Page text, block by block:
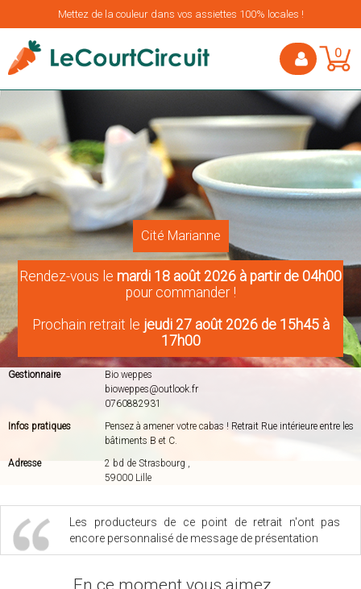
Mettez de la couleur dans vos assiettes 100% locales !
0
Cité Marianne
Rendez-vous le mardi 18 août 2026 à partir de 04h00
pour commander !
Prochain retrait le jeudi 27 août 2026 de 15h45 à
17h00
Gestionnaire
Bio weppes
bioweppes@outlook.fr
0760882931
Infos pratiques
Pensez à amener votre cabas ! Retrait Rue intérieure entre les
bâtiments B et C.
Adresse
2 bd de Strasbourg ,
59000 Lille
Les producteurs de ce point de retrait n'ont pas
encore personnalisé de message de présentation
En ce moment vous aimez ...